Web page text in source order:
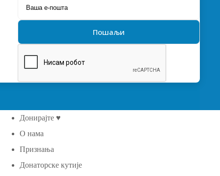
Донирајте ♥
О нама
Признања
Донаторске кутије